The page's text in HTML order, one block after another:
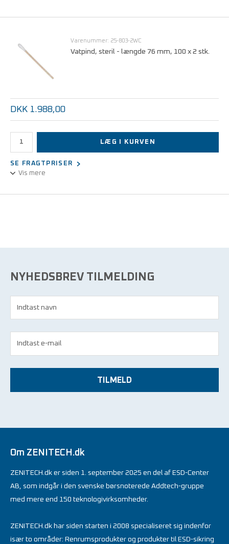
Varenummer: 25-803-2WC
Vatpind, steril - længde 76 mm, 100 x 2 stk.
DKK 1.988,00
LÆG I KURVEN
SE FRAGTPRISER
Vis mere
NYHEDSBREV TILMELDING
TILMELD
Om ZENITECH.dk
ZENITECH.dk er siden 1. september 2025 en del af ESD-Center
AB, som indgår i den svenske børsnoterede Addtech-gruppe
med mere end 150 teknologivirksomheder.
ZENITECH.dk har siden starten i 2008 specialiseret sig indenfor
især to områder: Renrumsprodukter og produkter til ESD-sikring